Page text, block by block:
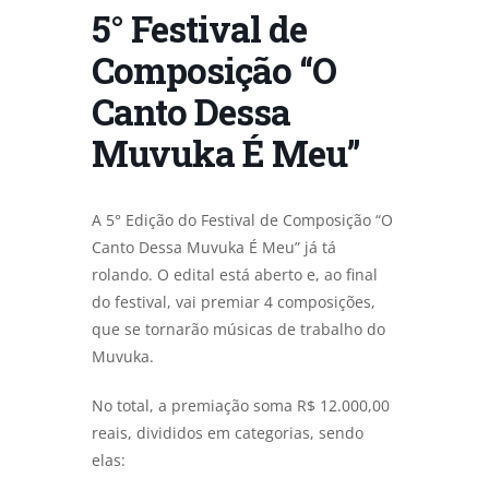
5° Festival de
Composição “O
Canto Dessa
Muvuka É Meu”
A 5° Edição do Festival de Composição “O
Canto Dessa Muvuka É Meu” já tá
rolando. O edital está aberto e, ao final
do festival, vai premiar 4 composições,
que se tornarão músicas de trabalho do
Muvuka.
No total, a premiação soma R$ 12.000,00
reais, divididos em categorias, sendo
elas: